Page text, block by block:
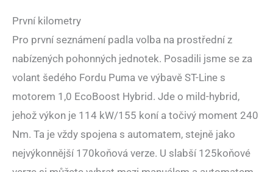
První kilometry
Pro první seznámení padla volba na prostřední z
nabízených pohonných jednotek. Posadili jsme se za
volant šedého Fordu Puma ve výbavě ST-Line s
motorem 1,0 EcoBoost Hybrid. Jde o mild-hybrid,
jehož výkon je 114 kW/155 koní a točivý moment 240
Nm. Ta je vždy spojena s automatem, stejně jako
nejvýkonnější 170koňová verze. U slabší 125koňové